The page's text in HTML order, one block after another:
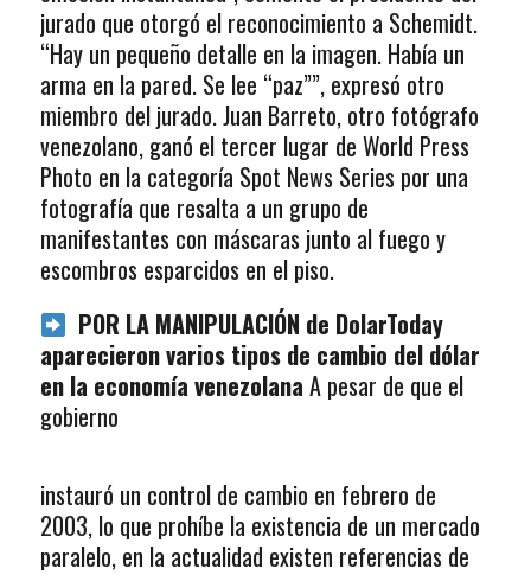
jurado que otorgó el reconocimiento a Schemidt.
“Hay un pequeño detalle en la imagen. Había un
arma en la pared. Se lee “paz””, expresó otro
miembro del jurado. Juan Barreto, otro fotógrafo
venezolano, ganó el tercer lugar de World Press
Photo en la categoría Spot News Series por una
fotografía que resalta a un grupo de
manifestantes con máscaras junto al fuego y
escombros esparcidos en el piso.
POR LA MANIPULACIÓN de DolarToday
aparecieron varios tipos de cambio del dólar
en la economía venezolana A pesar de que el
gobierno
instauró un control de cambio en febrero de
2003, lo que prohíbe la existencia de un mercado
paralelo, en la actualidad existen referencias de